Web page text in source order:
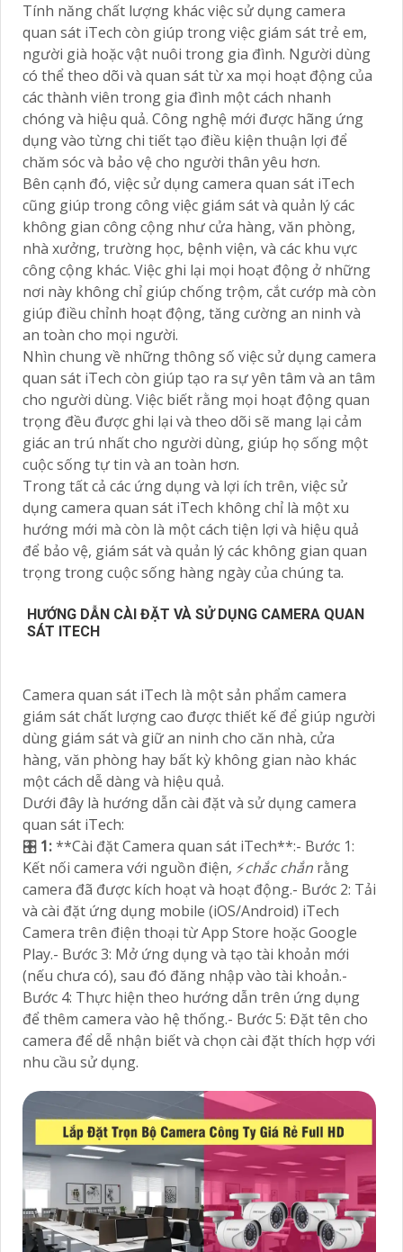
Tính năng chất lượng khác việc sử dụng camera
quan sát iTech còn giúp trong việc giám sát trẻ em,
người già hoặc vật nuôi trong gia đình. Người dùng
có thể theo dõi và quan sát từ xa mọi hoạt động của
các thành viên trong gia đình một cách nhanh
chóng và hiệu quả. Công nghệ mới được hãng ứng
dụng vào từng chi tiết tạo điều kiện thuận lợi để
chăm sóc và bảo vệ cho người thân yêu hơn.
Bên cạnh đó, việc sử dụng camera quan sát iTech
cũng giúp trong công việc giám sát và quản lý các
không gian công cộng như cửa hàng, văn phòng,
nhà xưởng, trường học, bệnh viện, và các khu vực
công cộng khác. Việc ghi lại mọi hoạt động ở những
nơi này không chỉ giúp chống trộm, cắt cướp mà còn
giúp điều chỉnh hoạt động, tăng cường an ninh và
an toàn cho mọi người.
Nhìn chung về những thông số việc sử dụng camera
quan sát iTech còn giúp tạo ra sự yên tâm và an tâm
cho người dùng. Việc biết rằng mọi hoạt động quan
trọng đều được ghi lại và theo dõi sẽ mang lại cảm
giác an trú nhất cho người dùng, giúp họ sống một
cuộc sống tự tin và an toàn hơn.
Trong tất cả các ứng dụng và lợi ích trên, việc sử
dụng camera quan sát iTech không chỉ là một xu
hướng mới mà còn là một cách tiện lợi và hiệu quả
để bảo vệ, giám sát và quản lý các không gian quan
trọng trong cuộc sống hàng ngày của chúng ta.
HƯỚNG DẪN CÀI ĐẶT VÀ SỬ DỤNG CAMERA QUAN
SÁT ITECH
Camera quan sát iTech là một sản phẩm camera
giám sát chất lượng cao được thiết kế để giúp người
dùng giám sát và giữ an ninh cho căn nhà, cửa
hàng, văn phòng hay bất kỳ không gian nào khác
một cách dễ dàng và hiệu quả.
Dưới đây là hướng dẫn cài đặt và sử dụng camera
quan sát iTech:
🎛 1:**Cài đặt Camera quan sát iTech**:- Bước 1:
Kết nối camera với nguồn điện, ️⚡chắc chắn rằng
camera đã được kích hoạt và hoạt động.- Bước 2: Tải
và cài đặt ứng dụng mobile (iOS/Android) iTech
Camera trên điện thoại từ App Store hoặc Google
Play.- Bước 3: Mở ứng dụng và tạo tài khoản mới
(nếu chưa có), sau đó đăng nhập vào tài khoản.-
Bước 4: Thực hiện theo hướng dẫn trên ứng dụng
để thêm camera vào hệ thống.- Bước 5: Đặt tên cho
camera để dễ nhận biết và chọn cài đặt thích hợp với
nhu cầu sử dụng.